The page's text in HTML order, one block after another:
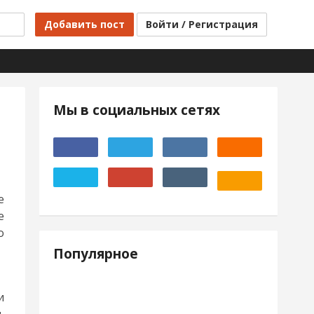
Добавить пост Войти / Регистрация
Мы в социальных сетях
Популярное